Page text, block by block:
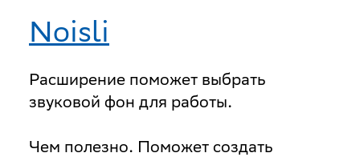
Noisli
Расширение поможет выбрать
звуковой фон для работы.
Чем полезно. Поможет создать